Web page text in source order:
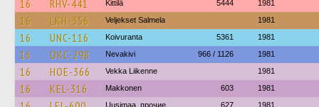
16 RHV-441 Kittilä 5444 1981
16 LKH-356 Veljekset Salmela 1981
16 UNC-116 Koivuranta 5361 1981
16 OKC-298 Nevakivi 966 / 1126 1981
16 HOE-366 Vekka Liikenne 1981
16 KEL-316 Makkonen 603 1981
Uusimaa, прочие 627 1981